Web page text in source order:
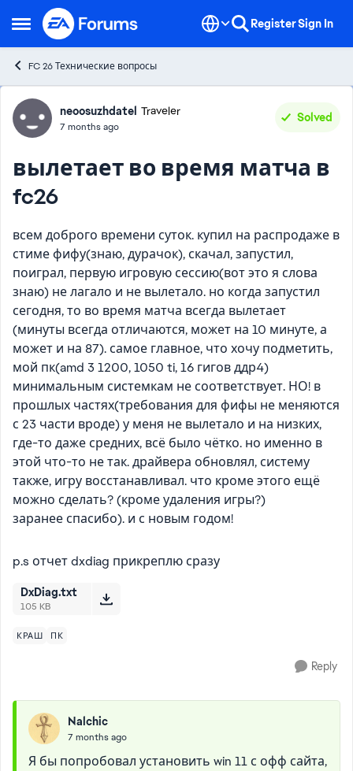
Open Side Menu
Skip to content RegisterSign In
FC 26 Технические вопросы
Forum Discussion
neoosuzhdatel Traveler
7 months ago
Solved
вылетает во время матча в
fc26
всем доброго времени суток. купил на распродаже в
стиме фифу(знаю, дурачок), скачал, запустил,
поиграл, первую игровую сессию(вот это я слова
знаю) не лагало и не вылетало. но когда запустил
сегодня, то во время матча всегда вылетает
(минуты всегда отличаются, может на 10 минуте, а
может и на 87). самое главное, что хочу подметить,
мой пк(amd 3 1200, 1050 ti, 16 гигов ддр4)
минимальным системкам не соответствует. НО! в
прошлых частях(требования для фифы не меняются
с 23 части вроде) у меня не вылетало и на низких,
где-то даже средних, всё было чётко. но именно в
этой что-то не так. драйвера обновлял, систему
также, игру восстанавливал. что кроме этого ещё
можно сделать? (кроме удаления игры?)
заранее спасибо). и с новым годом!
p.s отчет dxdiag прикреплю сразу
DxDiag.txt
105 KB
КРАШ ПК
Reply
Nalchic
7 months ago
Я бы попробовал установить win 11 с офф сайта,